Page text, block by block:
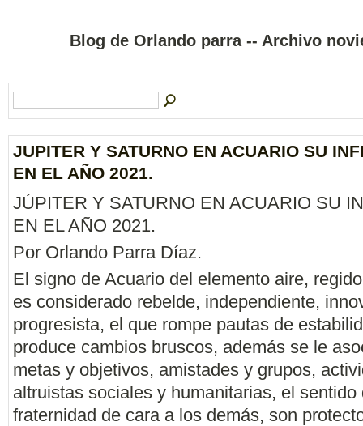
Blog de Orlando parra -- Archivo
JUPITER Y SATURNO EN ACUARIO SU
EN EL AÑO 2021.
JÚPITER Y SATURNO EN ACUARIO SU
EN EL AÑO 2021.
Por Orlando Parra Díaz.
El signo de Acuario del elemento aire,
es considerado rebelde, independiente,
progresista, el que rompe pautas de
produce cambios bruscos, además se le
metas y objetivos, amistades y grupos,
altruistas sociales y humanitarias, el sentido
fraternidad de cara a los demás, son